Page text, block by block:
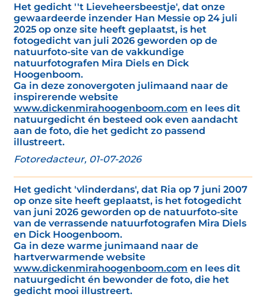
Het gedicht ''t Lieveheersbeestje', dat onze
gewaardeerde inzender Han Messie op 24 juli
2025 op onze site heeft geplaatst, is het
fotogedicht van juli 2026 geworden op de
natuurfoto-site van de vakkundige
natuurfotografen Mira Diels en Dick
Hoogenboom.
Ga in deze zonovergoten julimaand naar de
inspirerende website
www.dickenmirahoogenboom.com en lees dit
natuurgedicht én besteed ook even aandacht
aan de foto, die het gedicht zo passend
illustreert.
Fotoredacteur, 01-07-2026
Het gedicht 'vlinderdans', dat Ria op 7 juni 2007
op onze site heeft geplaatst, is het fotogedicht
van juni 2026 geworden op de natuurfoto-site
van de verrassende natuurfotografen Mira Diels
en Dick Hoogenboom.
Ga in deze warme junimaand naar de
hartverwarmende website
www.dickenmirahoogenboom.com en lees dit
natuurgedicht én bewonder de foto, die het
gedicht mooi illustreert.